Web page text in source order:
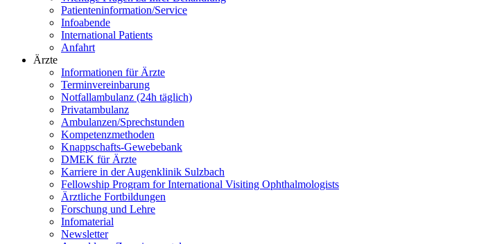
Patienteninformation/Service
Infoabende
International Patients
Anfahrt
Ärzte
Informationen für Ärzte
Terminvereinbarung
Notfallambulanz (24h täglich)
Privatambulanz
Ambulanzen/Sprechstunden
Kompetenzmethoden
Knappschafts-Gewebebank
DMEK für Ärzte
Karriere in der Augenklinik Sulzbach
Fellowship Program for International Visiting Ophthalmologists
Ärztliche Fortbildungen
Forschung und Lehre
Infomaterial
Newsletter